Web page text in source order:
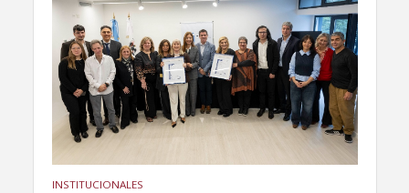
INSTITUCIONALES